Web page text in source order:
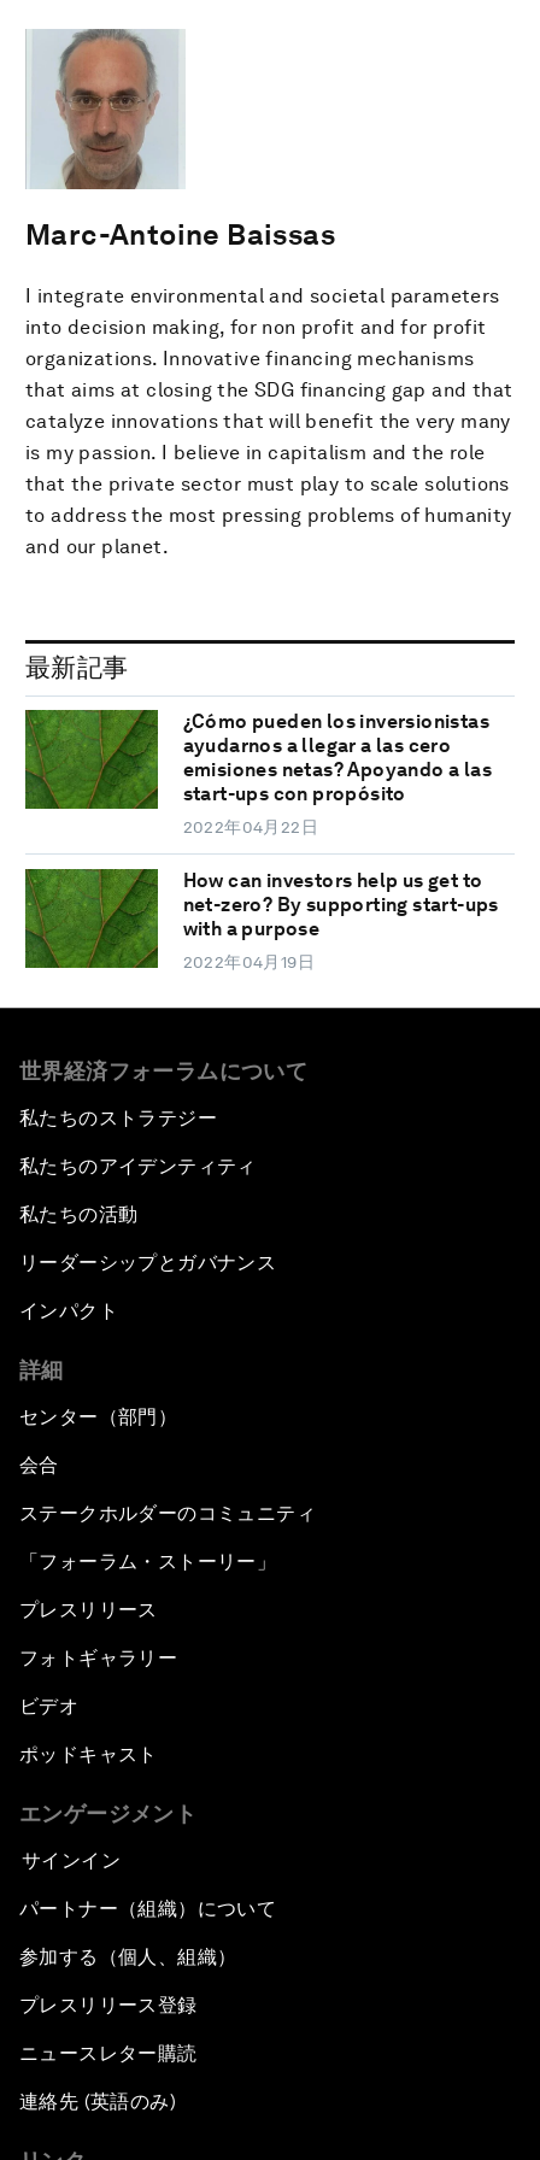
Marc-Antoine Baissas
I integrate environmental and societal parameters
into decision making, for non profit and for profit
organizations. Innovative financing mechanisms
that aims at closing the SDG financing gap and that
catalyze innovations that will benefit the very many
is my passion. I believe in capitalism and the role
that the private sector must play to scale solutions
to address the most pressing problems of humanity
and our planet.
最新記事
¿Cómo pueden los inversionistas
ayudarnos a llegar a las cero
emisiones netas? Apoyando a las
start-ups con propósito
2022年04月22日
How can investors help us get to
net-zero? By supporting start-ups
with a purpose
2022年04月19日
世界経済フォーラムについて
私たちのストラテジー
私たちのアイデンティティ
私たちの活動
リーダーシップとガバナンス
インパクト
詳細
センター（部門）
会合
ステークホルダーのコミュニティ
「フォーラム・ストーリー」
プレスリリース
フォトギャラリー
ビデオ
ポッドキャスト
エンゲージメント
サインイン
パートナー（組織）について
参加する（個人、組織）
プレスリリース登録
ニュースレター購読
連絡先 (英語のみ)